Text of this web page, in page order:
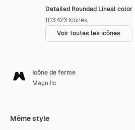
Detailed Rounded Lineal color
103,423 Icônes
Voir toutes les icônes
Icône de ferme
Magnific
Même style